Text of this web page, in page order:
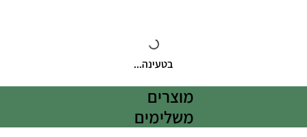
בטעינה...
מוצרים
משלימים